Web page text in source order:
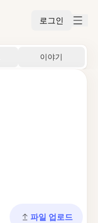
로그인
이야기
파일 업로드